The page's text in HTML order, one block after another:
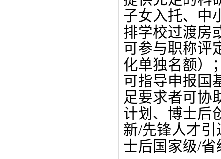
子女入托、中
排学校过渡房
可参与职称评
化单独名额）
可指导申报国
足要求者可协
计划、博士后
新/先锋人才引
士后国家级/省